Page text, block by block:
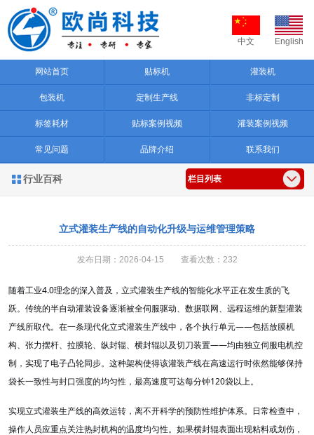
中文 English
网站首页 贴标机 灌装机
包装机 定制生产线 非标定制
标签耗材 贴标案例视频 灌装案例视频
常见问题 品牌介绍 联系我们
 行业百科 栏目列表
立式灌装生产线的自动化升级与运维管理策略
发布日期：2026-04-15 查看次数：232
随着工业4.0理念的深入普及，立式灌装生产线的智能化水平正在发生质的飞
跃。传统的半自动灌装设备逐渐被全伺服驱动、数据联网、远程运维的新型灌装
产线所取代。在一条现代化立式灌装生产线中，各个执行单元——包括放膜机
构、张力摆杆、拉膜轮、纵封辊、横封辊以及切刀装置——均由独立伺服电机控
制，实现了电子凸轮同步。这种架构使得该灌装产线在高速运行时依然能够保持
袋长一致性与封口强度的均匀性，最高速度可达每分钟120袋以上。
实现立式灌装生产线的高效运转，离不开科学的预防性维护体系。日常检查中，
操作人员应重点关注热封机构的温度均匀性。如果横封辊表面出现粘料或划伤，